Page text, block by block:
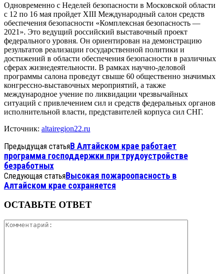
Одновременно с Неделей безопасности в Московской области
с 12 по 16 мая пройдет XIII Международный салон средств
обеспечения безопасности «Комплексная безопасность —
2021». Это ведущий российский выставочный проект
федерального уровня. Он ориентирован на демонстрацию
результатов реализации государственной политики и
достижений в области обеспечения безопасности в различных
сферах жизнедеятельности. В рамках научно-деловой
программы салона проведут свыше 60 общественно значимых
конгрессно-выставочных мероприятий, а также
международное учение по ликвидации чрезвычайных
ситуаций с привлечением сил и средств федеральных органов
исполнительной власти, представителей корпуса сил СНГ.
Источник: altairegion22.ru
Предыдущая статьяВ Алтайском крае работает
программа господдержки при трудоустройстве
безработных
Следующая статьяВысокая пожароопасность в
Алтайском крае сохраняется
ОСТАВЬТЕ ОТВЕТ